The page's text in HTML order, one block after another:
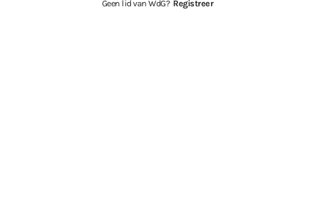
Geen lid van WdG? Registreer